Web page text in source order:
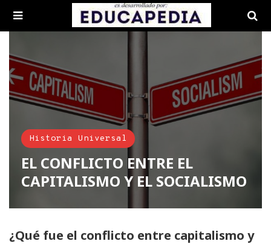
Historia Universal
EL CONFLICTO ENTRE EL
CAPITALISMO Y EL SOCIALISMO
¿Qué fue el conflicto entre capitalismo y